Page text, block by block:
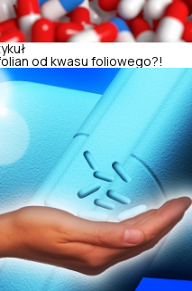
od kwasu foliowego?!